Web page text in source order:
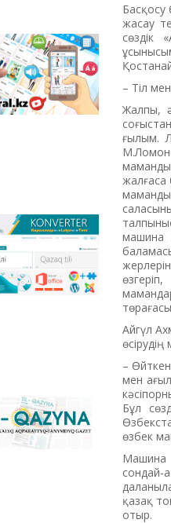
- is a web
for the gradual
study of the state
The website
contains an online
- is a multi-
converter
transforms texts
Cyrillic to Latin
to direct text in
version of the
converter for
applications
MS Office, plugins
Republican
informative
newspaper «Til-
жасау
сөздік
– Тіл
Жалпы,
ғылым.
жалғаса
машина
Айгүл
–
мен
Бұл
өзбек
Машина
қазақ
отыр.